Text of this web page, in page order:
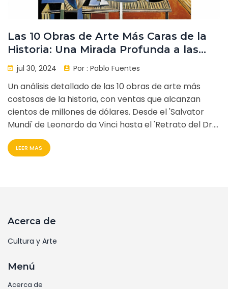
Las 10 Obras de Arte Más Caras de la
Historia: Una Mirada Profunda a las
Obras Millonarias
jul 30, 2024 Por : Pablo Fuentes
Un análisis detallado de las 10 obras de arte más
costosas de la historia, con ventas que alcanzan
cientos de millones de dólares. Desde el 'Salvator
Mundi' de Leonardo da Vinci hasta el 'Retrato del Dr.
Gachet' de Vincent van Gogh, estas piezas
demuestran el valor y la fascinación atemporal del
LEER MAS
Acerca de
Cultura y Arte
Menú
Acerca de